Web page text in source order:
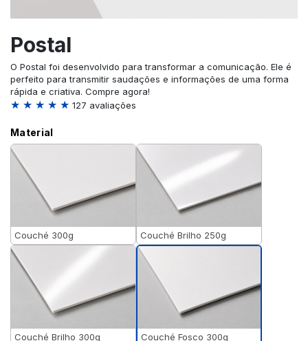
Postal
O Postal foi desenvolvido para transformar a comunicação. Ele é
perfeito para transmitir saudações e informações de uma forma
rápida e criativa. Compre agora!
★ ★ ★ ★ ★ 127 avaliações
Material
Couché 300g Couché Brilho 250g
Couché Brilho 300g Couché Fosco 300g